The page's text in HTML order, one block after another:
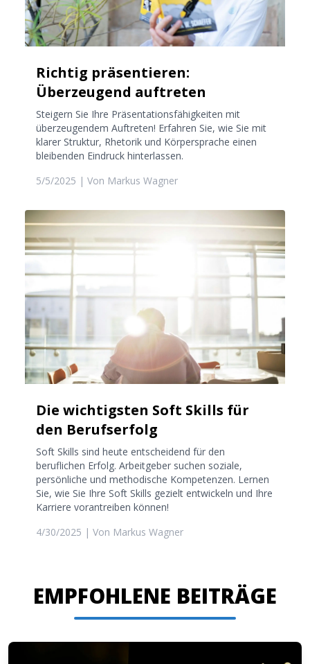
Richtig präsentieren:
Überzeugend auftreten
Steigern Sie Ihre Präsentationsfähigkeiten mit
überzeugendem Auftreten! Erfahren Sie, wie Sie mit
klarer Struktur, Rhetorik und Körpersprache einen
bleibenden Eindruck hinterlassen.
5/5/2025 | Von Markus Wagner
Die wichtigsten Soft Skills für
den Berufserfolg
Soft Skills sind heute entscheidend für den
beruflichen Erfolg. Arbeitgeber suchen soziale,
persönliche und methodische Kompetenzen. Lernen
Sie, wie Sie Ihre Soft Skills gezielt entwickeln und Ihre
Karriere vorantreiben können!
4/30/2025 | Von Markus Wagner
EMPFOHLENE BEITRÄGE